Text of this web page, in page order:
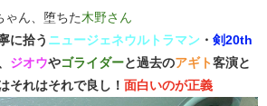
ゃん、堕ちた木野さん
に拾う ニュージェネウルトラマン ・ 剣20th
ジオウやゴライダーと過去のアギト客演と
それはそれで良し！ 面白いのが正義